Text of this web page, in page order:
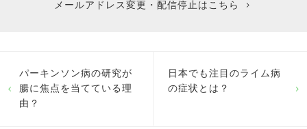
メールアドレス変更・配信停止はこちら
パーキンソン病の研究が
腸に焦点を当てている理
由？
日本でも注目のライム病
の症状とは？